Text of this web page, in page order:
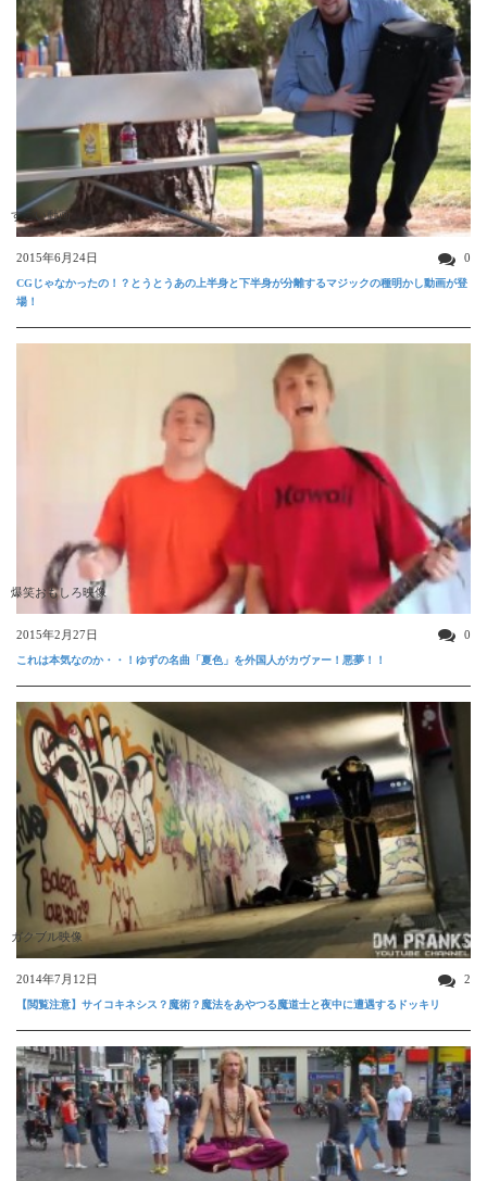
すごい動画
2015年6月24日 0
CGじゃなかったの！？とうとうあの上半身と下半身が分離するマジックの種明かし動画が登
場！
爆笑おもしろ映像
2015年2月27日 0
これは本気なのか・・！ゆずの名曲「夏色」を外国人がカヴァー！悪夢！！
ガクブル映像
2014年7月12日 2
【閲覧注意】サイコキネシス？魔術？魔法をあやつる魔道士と夜中に遭遇するドッキリ